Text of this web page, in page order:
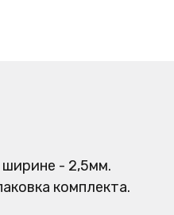
ширине - 2,5мм.
комплекта.